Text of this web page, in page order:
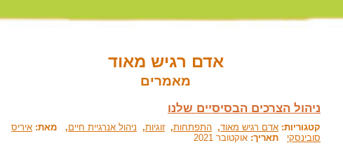
אדם רגיש מאוד
מאמרים
ניהול הצרכים הבסיסיים שלנו
קטגוריות: אדם רגיש מאוד, התפתחות, זוגיות, ניהול אנרגיית חיים, מאת: איריס
סובינסקי תאריך: אוקטובר 2021